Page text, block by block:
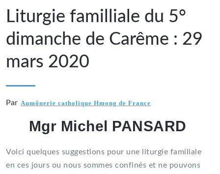
Liturgie familliale du 5°
dimanche de Carême : 29
mars 2020
Par Aumônerie catholique Hmong de France
Mgr Michel PANSARD
Voici quelques suggestions pour une liturgie familiale
en ces jours ou nous sommes confinés et ne pouvons